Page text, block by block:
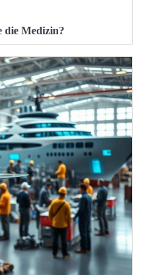
die Medizin?